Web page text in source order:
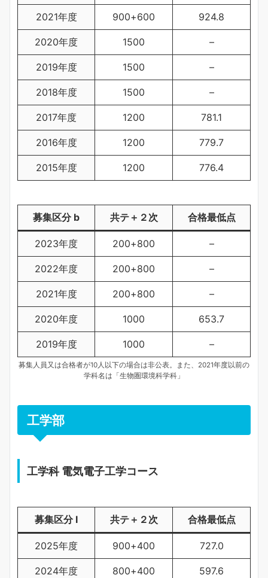
2021年度 900+600 924.8
2020年度 1500 –
2019年度 1500 –
2018年度 1500 –
2017年度 1200 781.1
2016年度 1200 779.7
2015年度 1200 776.4
募集区分 b 共テ＋２次 合格最低点
2023年度 200+800 –
2022年度 200+800 –
2021年度 200+800 –
2020年度 1000 653.7
2019年度 1000 –
募集人員又は合格者が10人以下の場合は非公表。また、2021年度以前の
学科名は「生物圏環境科学科」
工学部
工学科 電気電子工学コース
募集区分 Ⅰ 共テ＋２次 合格最低点
2025年度 900+400 727.0
2024年度 800+400 597.6